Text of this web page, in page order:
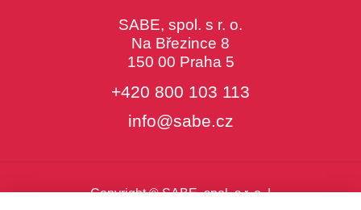
SABE, spol. s r. o.
Na Březince 8
150 00 Praha 5
+420 800 103 113
info@sabe.cz
Copyright © SABE, spol. s r. o. |